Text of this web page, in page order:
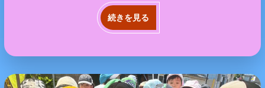
続きを見る